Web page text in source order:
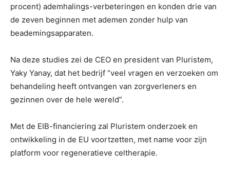
procent) ademhalings-verbeteringen en konden drie van
de zeven beginnen met ademen zonder hulp van
beademingsapparaten.
Na deze studies zei de CEO en president van Pluristem,
Yaky Yanay, dat het bedrijf “veel vragen en verzoeken om
behandeling heeft ontvangen van zorgverleners en
gezinnen over de hele wereld”.
Met de EIB-financiering zal Pluristem onderzoek en
ontwikkeling in de EU voortzetten, met name voor zijn
platform voor regeneratieve celtherapie.